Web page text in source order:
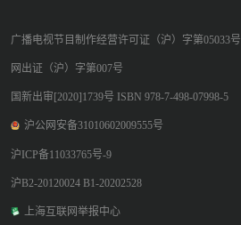
广播电视节目制作经营许可证（沪）字第05033号
网出证（沪）字第007号
国新出审[2020]1739号 ISBN 978-7-498-07998-5
沪公网安备31010602009555号
沪ICP备11033765号-9
沪B2-20120024 B1-20202528
上海互联网举报中心